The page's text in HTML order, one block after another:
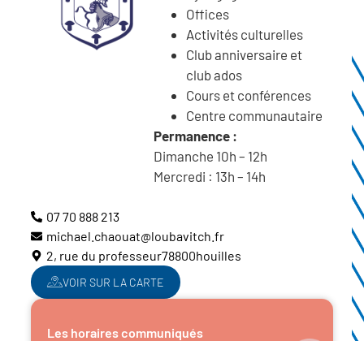
Offices
Activités culturelles
Club anniversaire et
club ados
Cours et conférences
Centre communautaire
Permanence :
Dimanche 10h – 12h
Mercredi : 13h – 14h
07 70 888 213
michael.chaouat@loubavitch.fr
2, rue du professeur78800houilles
VOIR SUR LA CARTE
Les horaires communiqués